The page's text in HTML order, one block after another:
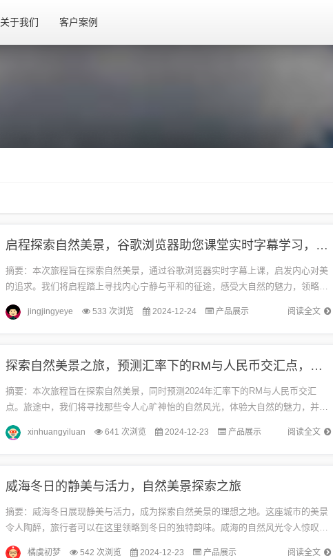
关于我们 客户案例
启程探索自然美景，谷歌浏览器助您课堂实时字幕学习，寻找内心宁静与平和的旅程
摘要：本次旅程旨在探索自然美景，通过谷歌浏览器实时字幕上课，启发内心对美
的追求。我们将启程踏上寻找内心宁静与平和的征途，感受大自然的魅力，领略美
景带来的心灵震撼。这是一次与自然和谐共融的旅程，让我们共同领略大自然的
鬼...
阅读全文
jingjingyeye 533 次浏览 2024-12-24 产品展示
探索自然美景之旅，预测汇率下的RM与人民币交汇点，寻找心灵宁静之地
摘要：本次旅程旨在探索自然美景，同时预测2024年汇率下的RM与人民币交汇
点。旅途中，我们将寻找那些令人心旷神怡的自然风光，体验大自然的魅力，并在
旅途中寻找内心的宁静之地。通过此次旅行，我们希望能够放松身心，享受美好...
阅读全文
xinhuangyiluan 641 次浏览 2024-12-23 产品展示
威海冬日的静美与活力，自然美景探索之旅
摘要：威海冬日展现静美与活力，成为探索自然美景的理想之地。这座城市的美景
令人陶醉，旅行者可以在这里领略到冬日的独特韵味。威海的自然风光令人惊叹，
值得一游。12月22日地点：威海天气：晴朗，微风轻拂心情：轻松愉快，满怀...
阅读全文
橘虞初梦 542 次浏览 2024-12-23 产品展示